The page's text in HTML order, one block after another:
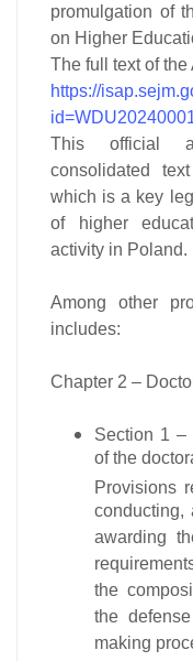
promulgation of
on Higher
The full text of
https://
This official
consolidated
which is a key
of higher
activity in Poland.
Among other
includes:
Chapter 2 –
Section 1 –
of the
Provisions
conducting,
awarding
the
the
making